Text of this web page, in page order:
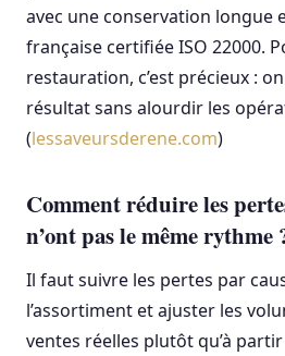
avec une conservation longue
française certifiée ISO 22000.
restauration, c’est précieux :
résultat sans alourdir les
(lessaveursderene.com)
Comment réduire les
n’ont pas le même rythme
Il faut suivre les pertes par
l’assortiment et ajuster les
ventes réelles plutôt qu’à